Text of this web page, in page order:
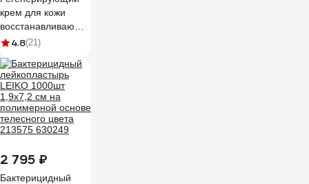
крем для кожи
восстанавливающего
действия Алфавит
4.8(21)
2 795 ₽
Бактерицидный